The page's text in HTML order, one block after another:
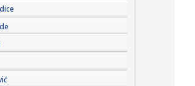
važno upozorenje građanima Srbije: Jedna
na "Silverstounu"
Vučić i Zelenski: „Nastavićemo da vodimo